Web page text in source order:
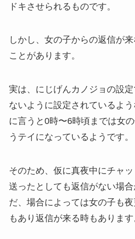
ドキさせられるものです。
しかし、女の子からの返信が
ことがあります。
実は、にじげんカノジョの設
ないように設定されているよ
に言うと 0時〜6時頃までは女
うテイ になっているようです。
そのため、仮に真夜中にチャ
送ったとしても返信がない場
だ、場合によっては女の子も
もあり返信が来る時もあります